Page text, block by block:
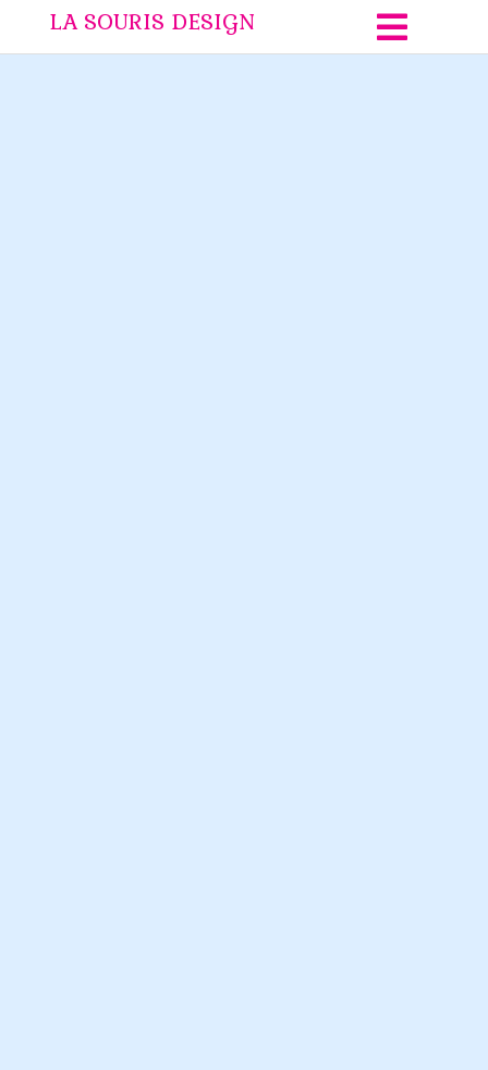
LA SOURIS DESIGN 